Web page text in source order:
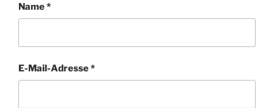
Name*
E-Mail-Adresse*